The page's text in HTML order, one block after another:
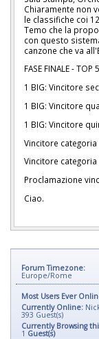
Chiaramente non
le classifiche coi
Temo che la
con questo
canzone che va
FASE FINALE - TOP
1 BIG: Vincitore
1 BIG: Vincitore
1 BIG: Vincitore
Vincitore categoria
Vincitore
Proclamazione
Ciao.
Forum Timezone:
Europe/Rome
Most Users Ever
Currently Online:
393 Guest(s)
Currently Browsing
1 Guest(s)